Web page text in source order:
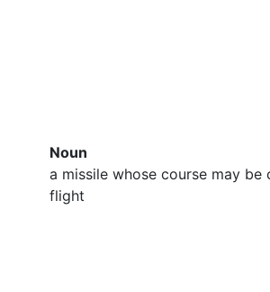
Noun
a missile whose course may be
flight